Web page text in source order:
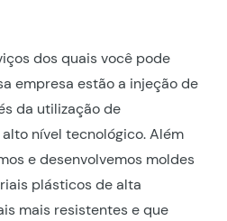
dos quais você pode
empresa estão a injeção de
da utilização de
nível tecnológico. Além
e desenvolvemos moldes
plásticos de alta
mais resistentes e que